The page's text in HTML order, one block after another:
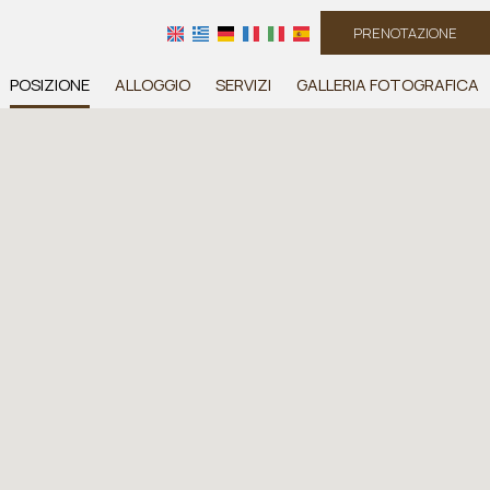
PRENOTAZIONE
POSIZIONE ALLOGGIO SERVIZI GALLERIA FOTOGRAFICA